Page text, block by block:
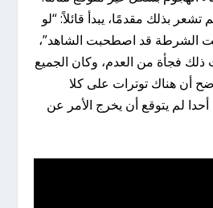
بذلك مقدمًا، يبدأ قائلاً: “لو
الشرطة قد اصطحبت الشاهد”،
ذلك فجأة من العدم، وكان الجميع
أن هناك توترات على كلا
أحدا لم يتوقع أن يخرج الأمر عن